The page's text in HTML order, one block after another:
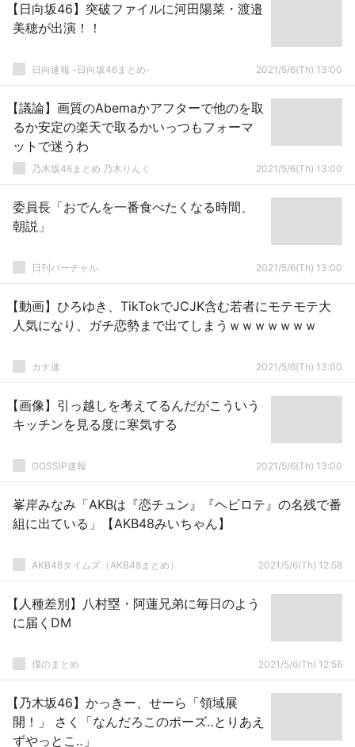
【日向坂46】突破ファイルに河田陽菜・渡邉
美穂が出演！！
日向速報 -日向坂46まとめ- 2021/5/6(Th) 13:00
【議論】画質のAbemaかアフターで他のを取
るか安定の楽天で取るかいっつもフォーマ
ットで迷うわ
乃木坂46まとめ 乃木りんく 2021/5/6(Th) 13:00
委員長「おでんを一番食べたくなる時間、
朝説」
日刊バーチャル 2021/5/6(Th) 13:00
【動画】ひろゆき、TikTokでJCJK含む若者にモテモテ大
人気になり、ガチ恋勢まで出てしまうｗｗｗｗｗｗｗ
カナ速 2021/5/6(Th) 13:00
【画像】引っ越しを考えてるんだがこういう
キッチンを見る度に寒気する
GOSSIP速報 2021/5/6(Th) 13:00
峯岸みなみ「AKBは『恋チュン』『ヘビロテ』の名残で番
組に出ている」【AKB48みいちゃん】
AKB48タイムズ（AKB48まとめ） 2021/5/6(Th) 12:58
【人種差別】八村塁・阿蓮兄弟に毎日のよう
に届くDM
僕のまとめ 2021/5/6(Th) 12:56
【乃木坂46】かっきー、せーら「領域展
開！」 さく「なんだろこのポーズ‥とりあえ
ずやっとこ‥」